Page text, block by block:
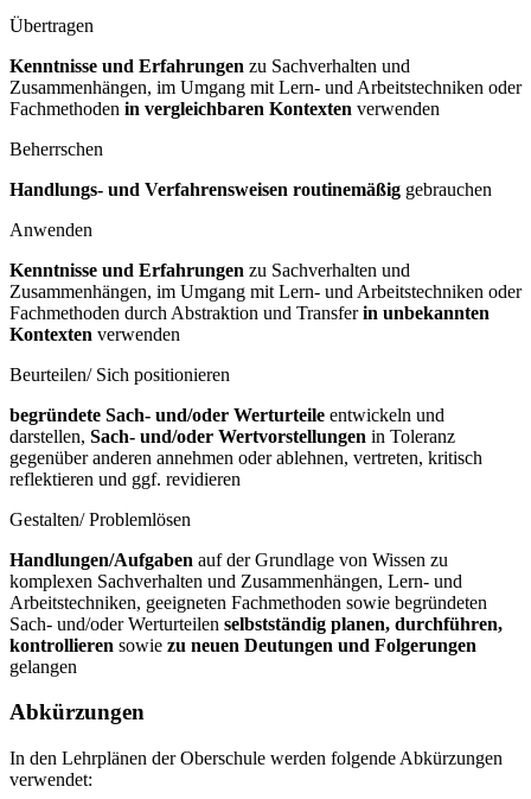
Übertragen
Kenntnisse und Erfahrungen zu Sachverhalten und
Zusammenhängen, im Umgang mit Lern- und Arbeitstechniken oder
Fachmethoden in vergleichbaren Kontexten verwenden
Beherrschen
Handlungs- und Verfahrensweisen routinemäßig gebrauchen
Anwenden
Kenntnisse und Erfahrungen zu Sachverhalten und
Zusammenhängen, im Umgang mit Lern- und Arbeitstechniken oder
Fachmethoden durch Abstraktion und Transferin unbekannten
Kontexten verwenden
Beurteilen/ Sich positionieren
begründete Sach- und/oder Werturteile entwickeln und
darstellen, Sach- und/oder Wertvorstellungen in Toleranz
gegenüber anderen annehmen oder ablehnen, vertreten, kritisch
reflektieren und ggf. revidieren
Gestalten/ Problemlösen
Handlungen/Aufgaben auf der Grundlage von Wissen zu
komplexen Sachverhalten und Zusammenhängen, Lern- und
Arbeitstechniken, geeigneten Fachmethoden sowie begründeten
Sach- und/oder Werturteilen selbstständig planen, durchführen,
kontrollieren sowie zu neuen Deutungen und Folgerungen
gelangen
Abkürzungen
In den Lehrplänen der Oberschule werden folgende Abkürzungen
verwendet: